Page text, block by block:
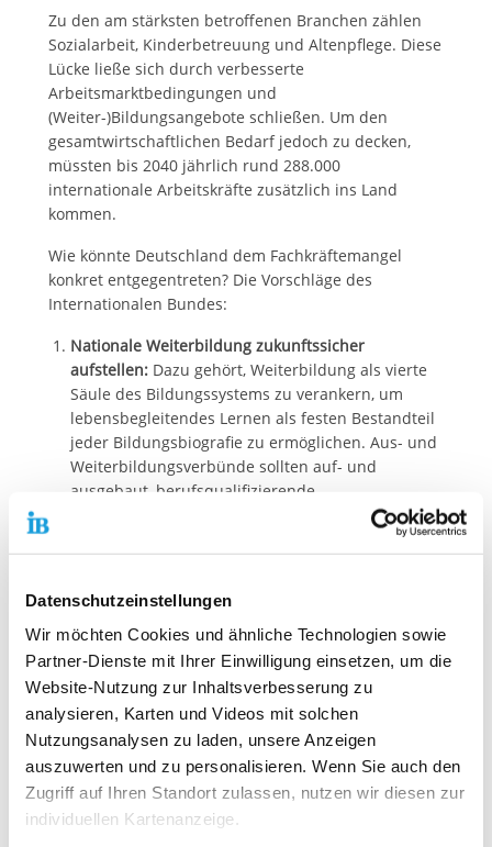
Datenschutzeinstellungen
Wir möchten Cookies und ähnliche Technologien sowie
Partner-Dienste mit Ihrer Einwilligung einsetzen, um die
Website-Nutzung zur Inhaltsverbesserung zu
analysieren, Karten und Videos mit solchen
Nutzungsanalysen zu laden, unsere Anzeigen
auszuwerten und zu personalisieren. Wenn Sie auch den
Zugriff auf Ihren Standort zulassen, nutzen wir diesen zur
individuellen Kartenanzeige.
Zu den am stärksten betroffenen Branchen zählen
Sozialarbeit, Kinderbetreuung und Altenpflege. Diese
Lücke ließe sich durch verbesserte
Arbeitsmarktbedingungen und
(Weiter-)Bildungsangebote schließen. Um den
gesamtwirtschaftlichen Bedarf jedoch zu decken,
müssten bis 2040 jährlich rund 288.000
internationale Arbeitskräfte zusätzlich ins Land
kommen.
Wie könnte Deutschland dem Fachkräftemangel
konkret entgegentreten? Die Vorschläge des
Internationalen Bundes:
Nationale Weiterbildung zukunftssicher
aufstellen:Dazu gehört, Weiterbildung als vierte
Säule des Bildungssystems zu verankern, um
lebensbegleitendes Lernen als festen Bestandteil
jeder Bildungsbiografie zu ermöglichen. Aus- und
Weiterbildungsverbünde sollten auf- und
ausgebaut, berufsqualifizierende
Teilqualifikationen gesetzlich verankert werden.
Bundesweite Fachkräftestrategie für Pflege-,
Erziehungs- und Sozialberufe: Hier ist eine
Strukturreform nötig. Die neue Regierung sollte
die schulischen Ausbildungen in diesen Branchen
aufwerten. Bei der Ausbildungsförderung muss
Deutschland diese Tätigkeiten mit betrieblichen
Berufen gleichstellen. Die Altenpflege benötigt
eine Angleichung ihrer Gehaltsstrukturen an jene
in Kranken- und Gesundheitspflege. Nicht zuletzt
sollte es mehr Ausbildungsplätze geben.